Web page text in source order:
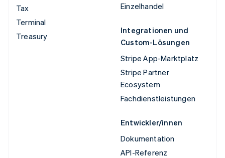
Tax
Terminal
Treasury
Einzelhandel
Integrationen und
Custom-Lösungen
Stripe App-Marktplatz
Stripe Partner
Ecosystem
Fachdienstleistungen
Entwickler/innen
Dokumentation
API-Referenz